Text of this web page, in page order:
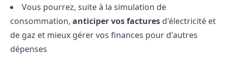
Vous pourrez, suite à la simulation de
consommation, anticiper vos factures d'électricité et
de gaz et mieux gérer vos finances pour d'autres
dépenses